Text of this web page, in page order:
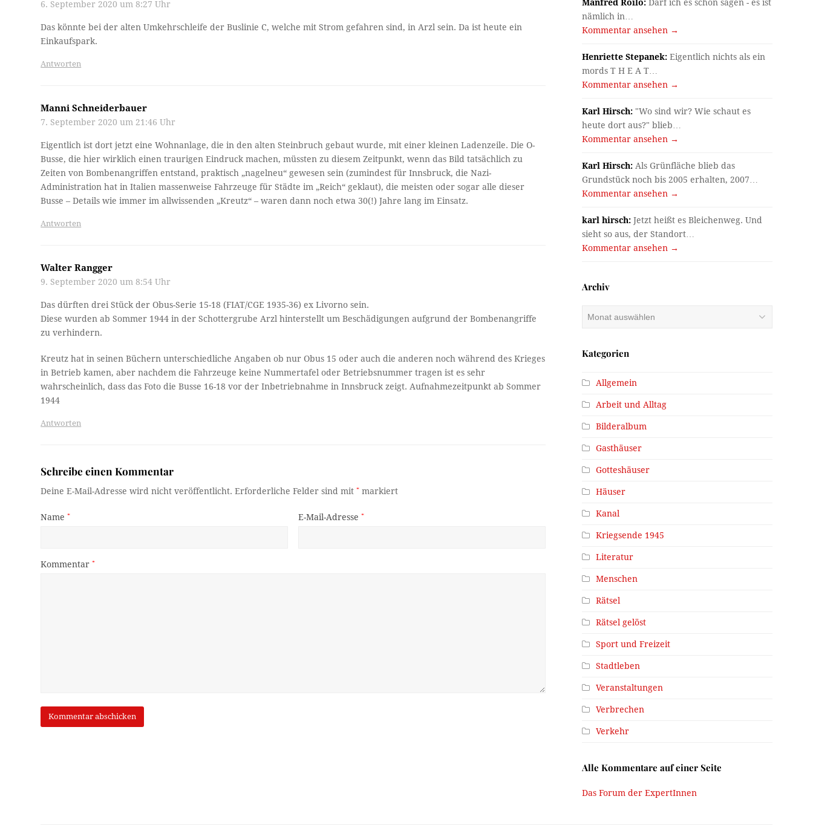
6. September 2020 um 8:27 Uhr
Das könnte bei der alten Umkehrschleife der Buslinie C, welche mit Strom gefahren sind, in Arzl sein. Da ist heute ein
Einkaufspark.
Antworten
Manni Schneiderbauer
7. September 2020 um 21:46 Uhr
Eigentlich ist dort jetzt eine Wohnanlage, die in den alten Steinbruch gebaut wurde, mit einer kleinen Ladenzeile. Die O-
Busse, die hier wirklich einen traurigen Eindruck machen, müssten zu diesem Zeitpunkt, wenn das Bild tatsächlich zu
Zeiten von Bombenangriffen entstand, praktisch „nagelneu“ gewesen sein (zumindest für Innsbruck, die Nazi-
Administration hat in Italien massenweise Fahrzeuge für Städte im „Reich“ geklaut), die meisten oder sogar alle dieser
Busse – Details wie immer im allwissenden „Kreutz“ – waren dann noch etwa 30(!) Jahre lang im Einsatz.
Antworten
Walter Rangger
9. September 2020 um 8:54 Uhr
Das dürften drei Stück der Obus-Serie 15-18 (FIAT/CGE 1935-36) ex Livorno sein.
Diese wurden ab Sommer 1944 in der Schottergrube Arzl hinterstellt um Beschädigungen aufgrund der Bombenangriffe
zu verhindern.
Kreutz hat in seinen Büchern unterschiedliche Angaben ob nur Obus 15 oder auch die anderen noch während des Krieges
in Betrieb kamen, aber nachdem die Fahrzeuge keine Nummertafel oder Betriebsnummer tragen ist es sehr
wahrscheinlich, dass das Foto die Busse 16-18 vor der Inbetriebnahme in Innsbruck zeigt. Aufnahmezeitpunkt ab Sommer
1944
Antworten
Schreibe einen Kommentar
Deine E-Mail-Adresse wird nicht veröffentlicht. Erforderliche Felder sind mit* markiert
Name* E-Mail-Adresse *
Kommentar*
Manfred Roilo: Darf ich es schon sagen - es ist
nämlich in…
Kommentar ansehen →
Henriette Stepanek: Eigentlich nichts als ein
mords T H E A T…
Kommentar ansehen →
Karl Hirsch: "Wo sind wir? Wie schaut es
heute dort aus?" blieb…
Kommentar ansehen →
Karl Hirsch: Als Grünfläche blieb das
Grundstück noch bis 2005 erhalten, 2007…
Kommentar ansehen →
karl hirsch: Jetzt heißt es Bleichenweg. Und
sieht so aus, der Standort…
Kommentar ansehen →
Archiv
Kategorien
Allgemein
Arbeit und Alltag
Bilderalbum
Gasthäuser
Gotteshäuser
Häuser
Kanal
Kriegsende 1945
Literatur
Menschen
Rätsel
Rätsel gelöst
Sport und Freizeit
Stadtleben
Veranstaltungen
Verbrechen
Verkehr
Alle Kommentare auf einer Seite
Das Forum der ExpertInnen